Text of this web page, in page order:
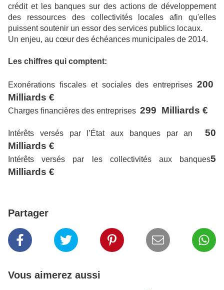
crédit et les banques sur des actions de développement
des ressources des collectivités locales afin qu'elles
puissent soutenir un essor des services publics locaux.
Un enjeu, au cœur des échéances municipales de 2014.
Les chiffres qui comptent:
Exonérations fiscales et sociales des entreprises 200
Milliards €
Charges financières des entreprises 299 Milliards €
Intérêts versés par l’État aux banques par an
50
Milliards €
Intérêts versés par les collectivités aux banques5
Milliards €
Partager
Vous aimerez aussi